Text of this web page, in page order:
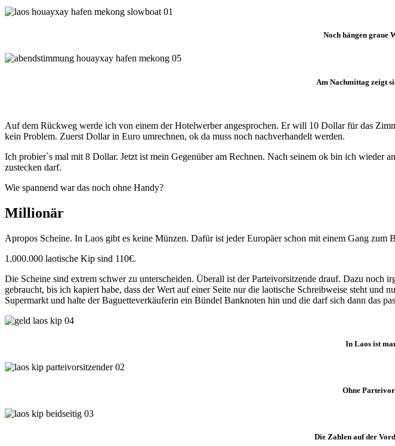
Noch hängen graue
Am Nachmittag zeigt
Auf dem Rückweg werde ich von einem der Hotelwerber angesprochen. Er will 10 Dollar für das
kein Problem. Zuerst Dollar in Euro umrechnen, ok da muss noch nachverhandelt werden.
Ich probier`s mal mit 8 Dollar. Jetzt ist mein Gegenüber am Rechnen. Nach seinem ok bin ich
zustecken darf.
Wie spannend war das noch ohne Handy?
Millionär
Apropos Scheine. In Laos gibt es keine Münzen. Dafür ist jeder Europäer schon mit einem Gang zum
1.000.000 laotische Kip sind 110€.
Die Scheine sind extrem schwer zu unterscheiden. Überall ist der Parteivorsitzende drauf. Dazu
gebraucht, bis ich kapiert habe, dass der Wert auf einer Seite nur die laotische Schreibweise steht
Supermarkt und halte der Baguetteverkäuferin ein Bündel Banknoten hin und die darf sich dann das
In Laos ist
Ohne
Die Zahlen auf der